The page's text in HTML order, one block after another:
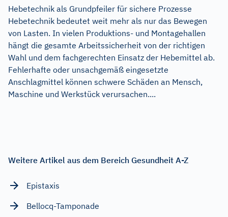
Hebetechnik als Grundpfeiler für sichere Prozesse
Hebetechnik bedeutet weit mehr als nur das Bewegen
von Lasten. In vielen Produktions- und Montagehallen
hängt die gesamte Arbeitssicherheit von der richtigen
Wahl und dem fachgerechten Einsatz der Hebemittel ab.
Fehlerhafte oder unsachgemäß eingesetzte
Anschlagmittel können schwere Schäden an Mensch,
Maschine und Werkstück verursachen....
Weitere Artikel aus dem Bereich Gesundheit A-Z
Epistaxis
Bellocq-Tamponade